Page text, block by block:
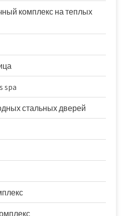
комплекс на теплых
spa
стальных дверей